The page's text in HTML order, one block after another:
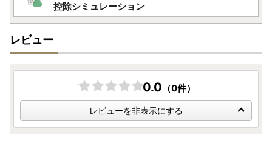
※ふるさと納税サイトを騙る詐欺サイトが増えており、焼津
お礼品の寄付金額を割引や値引き等することはありませ
ん。少しでも怪しいと感じたらお電話ください。
(焼津市ふるさと納税課：054-626-9406)
控除シミュレーション
レビュー
0.0 （0件）
レビューを非表示にする